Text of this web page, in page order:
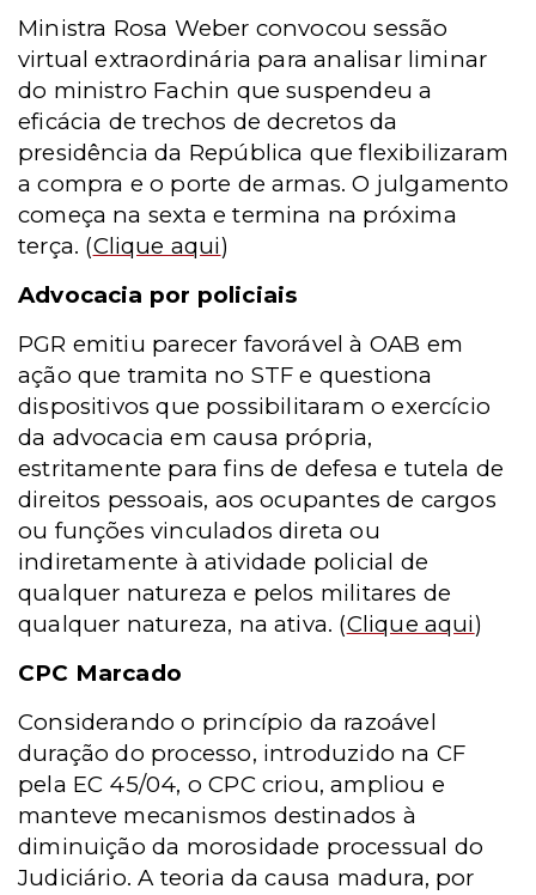
Ministra Rosa Weber convocou sessão
virtual extraordinária para analisar liminar
do ministro Fachin que suspendeu a
eficácia de trechos de decretos da
presidência da República que flexibilizaram
a compra e o porte de armas. O julgamento
começa na sexta e termina na próxima
terça. (Clique aqui)
Advocacia por policiais
PGR emitiu parecer favorável à OAB em
ação que tramita no STF e questiona
dispositivos que possibilitaram o exercício
da advocacia em causa própria,
estritamente para fins de defesa e tutela de
direitos pessoais, aos ocupantes de cargos
ou funções vinculados direta ou
indiretamente à atividade policial de
qualquer natureza e pelos militares de
qualquer natureza, na ativa. (Clique aqui)
CPC Marcado
Considerando o princípio da razoável
duração do processo, introduzido na CF
pela EC 45/04, o CPC criou, ampliou e
manteve mecanismos destinados à
diminuição da morosidade processual do
Judiciário. A teoria da causa madura, por